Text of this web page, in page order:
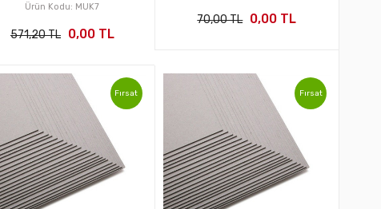
Ürün Kodu: MUK7
571,20 TL 0,00 TL
70,00 TL 0,00 TL
Fırsat Fırsat